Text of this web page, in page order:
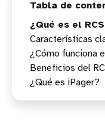
¿Qué es el
Características
Mensajes
Recibos de
Chats Grupales
¿Cómo funciona
Beneficios del
Mayor
¿Qué es iPager?